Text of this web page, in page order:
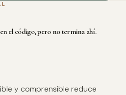
el código, pero no termina ahí.
y comprensible reduce